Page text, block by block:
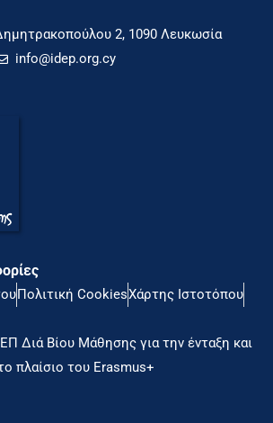
2, 1090 Λευκωσία
info@idep.org.cy
Πολιτική CookiesΧάρτης Ιστοτόπου
Διά Βίου Μάθησης για την ένταξη και
πλαίσιο του Erasmus+